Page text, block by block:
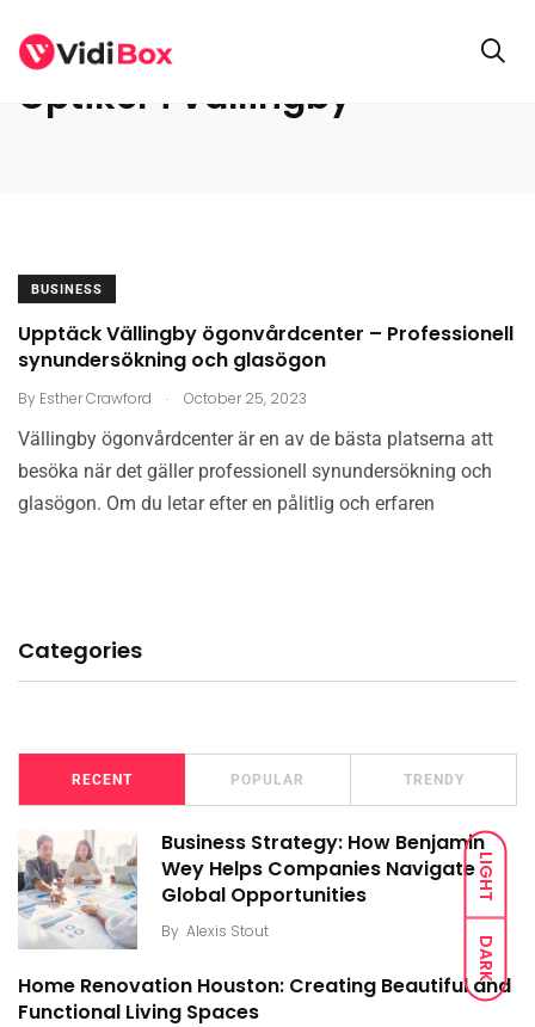
LIGHT
DARK
Optiker i Vällingby
BUSINESS
Upptäck Vällingby ögonvårdcenter – Professionell
synundersökning och glasögon
By Esther Crawford . October 25, 2023
Vällingby ögonvårdcenter är en av de bästa platserna att
besöka när det gäller professionell synundersökning och
glasögon. Om du letar efter en pålitlig och erfaren
Categories
RECENT POPULAR TRENDY
Business Strategy: How Benjamin
Wey Helps Companies Navigate
Global Opportunities
By Alexis Stout
Home Renovation Houston: Creating Beautiful and
Functional Living Spaces